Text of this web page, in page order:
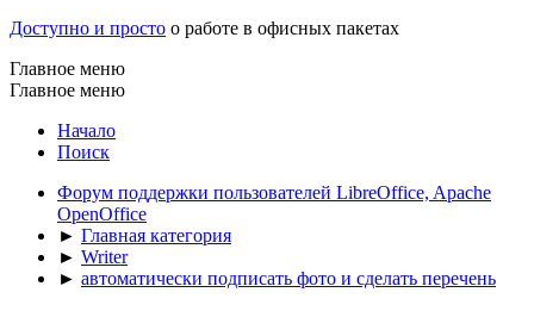
Доступно и просто о работе в офисных пакетах
Главное меню
Главное меню
Начало
Поиск
Форум поддержки пользователей LibreOffice, Apache
OpenOffice
► Главная категория
► Writer
► автоматически подписать фото и сделать перечень